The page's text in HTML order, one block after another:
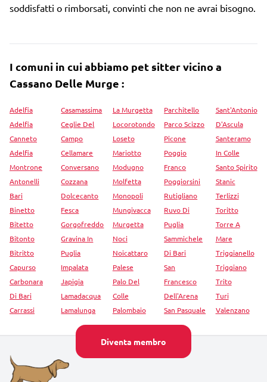
Diventa membro
soddisfatti o rimborsati, convinti che non ne avrai bisogno.
I comuni in cui abbiamo pet sitter vicino a
Cassano Delle Murge :
Adelfia
Adelfia
Canneto
Adelfia
Montrone
Antonelli
Bari
Binetto
Bitetto
Bitonto
Bitritto
Capurso
Carbonara
Di Bari
Carrassi
Casamassima
Ceglie Del
Campo
Cellamare
Conversano
Cozzana
Dolcecanto
Fesca
Gorgofreddo
Gravina In
Puglia
Impalata
Japigia
Lamadacqua
Lamalunga
La Murgetta
Locorotondo
Loseto
Mariotto
Modugno
Molfetta
Monopoli
Mungivacca
Murgetta
Noci
Noicattaro
Palese
Palo Del
Colle
Palombaio
Parchitello
Parco Scizzo
Picone
Poggio
Franco
Poggiorsini
Rutigliano
Ruvo Di
Puglia
Sammichele
Di Bari
San
Francesco
Dell'Arena
San Pasquale
Sant'Antonio
D'Ascula
Santeramo
In Colle
Santo Spirito
Stanic
Terlizzi
Toritto
Torre A
Mare
Triggianello
Triggiano
Trito
Turi
Valenzano